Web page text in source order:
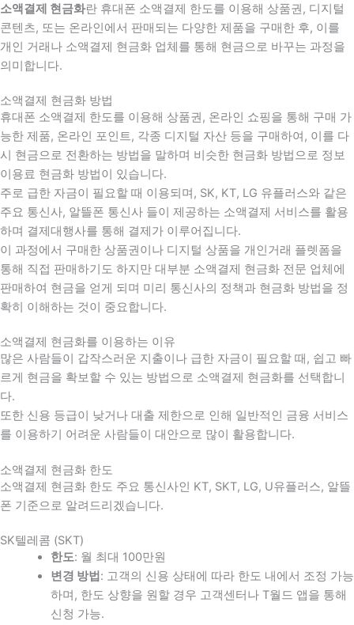
소액결제 현금화란 휴대폰 소액결제 한도를 이용해 상품권, 디지털
콘텐츠, 또는 온라인에서 판매되는 다양한 제품을 구매한 후, 이를
개인 거래나 소액결제 현금화 업체를 통해 현금으로 바꾸는 과정을
의미합니다.
소액결제 현금화 방법
휴대폰 소액결제 한도를 이용해 상품권, 온라인 쇼핑을 통해 구매 가
능한 제품, 온라인 포인트, 각종 디지털 자산 등을 구매하여, 이를 다
시 현금으로 전환하는 방법을 말하며 비슷한 현금화 방법으로 정보
이용료 현금화 방법이 있습니다.
주로 급한 자금이 필요할 때 이용되며, SK, KT, LG 유플러스와 같은
주요 통신사, 알뜰폰 통신사 들이 제공하는 소액결제 서비스를 활용
하며 결제대행사를 통해 결제가 이루어집니다.
이 과정에서 구매한 상품권이나 디지털 상품을 개인거래 플렛폼을
통해 직접 판매하기도 하지만 대부분 소액결제 현금화 전문 업체에
판매하여 현금을 얻게 되며 미리 통신사의 정책과 현금화 방법을 정
확히 이해하는 것이 중요합니다.
소액결제 현금화를 이용하는 이유
많은 사람들이 갑작스러운 지출이나 급한 자금이 필요할 때 , 쉽고 빠
르게 현금을 확보할 수 있는 방법으로 소액결제 현금화를 선택합니
다.
또한 신용 등급이 낮거나 대출 제한으로 인해 일반적인 금융 서비스
를 이용하기 어려운 사람들이 대안으로 많이 활용합니다.
소액결제 현금화 한도
소액결제 현금화 한도 주요 통신사인 KT, SKT, LG, U유플러스, 알뜰
폰 기준으로 알려드리겠습니다.
SK텔레콤 (SKT)
한도: 월 최대 100만원
변경 방법 : 고객의 신용 상태에 따라 한도 내에서 조정 가능
하며, 한도 상향을 원할 경우 고객센터나 T월드 앱을 통해
신청 가능.